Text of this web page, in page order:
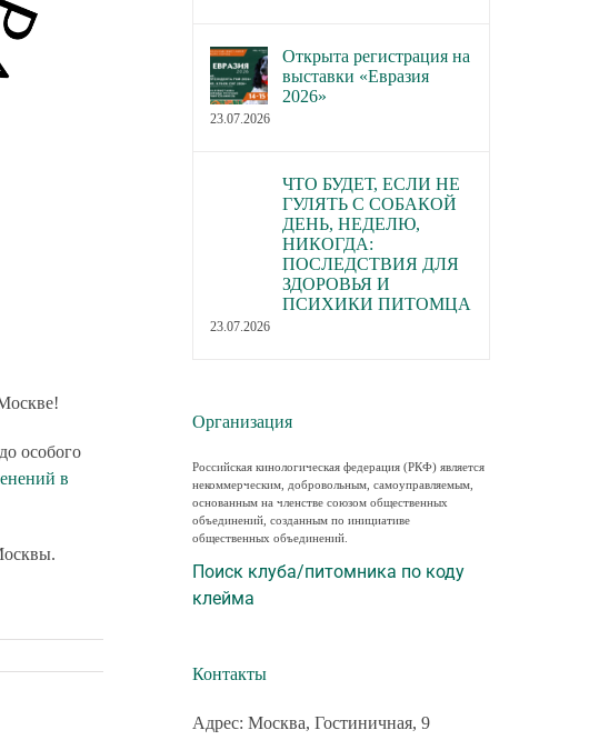
особого
в
Открыта регистрация на
выставки «Евразия
2026»
23.07.2026
ЧТО БУДЕТ, ЕСЛИ НЕ
ГУЛЯТЬ С СОБАКОЙ
ДЕНЬ, НЕДЕЛЮ,
НИКОГДА:
ПОСЛЕДСТВИЯ ДЛЯ
ЗДОРОВЬЯ И
ПСИХИКИ ПИТОМЦА
23.07.2026
Организация
Российская кинологическая федерация (РКФ) является
некоммерческим, добровольным, самоуправляемым,
основанным на членстве союзом общественных
объединений, созданным по инициативе
общественных объединений.
Поиск клуба/питомника по коду
клейма
Контакты
Адрес: Москва, Гостиничная, 9